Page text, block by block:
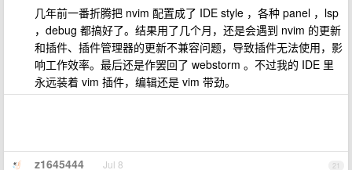
几年前一番折腾把 nvim 配置成了 IDE style ，各种 panel ，lsp
，debug 都搞好了。结果用了几个月，还是会遇到 nvim 的更新
和插件、插件管理器的更新不兼容问题，导致插件无法使用，影
响工作效率。最后还是作罢回了 webstorm 。不过我的 IDE 里
永远装着 vim 插件，编辑还是 vim 带劲。
21
z1645444 Jul 8